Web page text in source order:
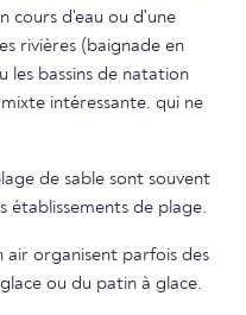
cours d'eau ou d'une
rivières (baignade en
les bassins de natation
intéressante. qui ne
de sable sont souvent
établissements de plage.
air organisent parfois des
ou du patin à glace.